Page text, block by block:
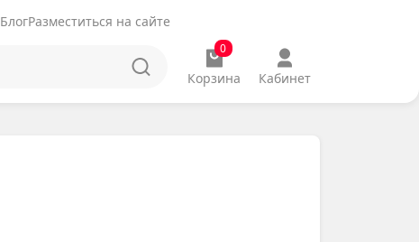
БлогРазместиться на сайте
0
Корзина Кабинет